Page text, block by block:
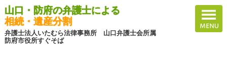
山口・防府の弁護士による
相続・遺産分割
弁護士法人いたむら法律事務所 山口弁護士会所属
防府市役所すぐそば